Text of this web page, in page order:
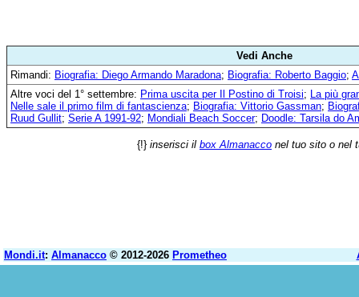
Vedi Anche
Rimandi: Biografia: Diego Armando Maradona; Biografia: Roberto Baggio;
Altre voci del 1° settembre: Prima uscita per Il Postino di Troisi; La più
Nelle sale il primo film di fantascienza; Biografia: Vittorio Gassman;
Ruud Gullit; Serie A 1991-92; Mondiali Beach Soccer; Doodle: Tarsila do
{!} inserisci il box Almanacco nel tuo sito o nel
Mondi.it: Almanacco © 2012-2026 Prometheo